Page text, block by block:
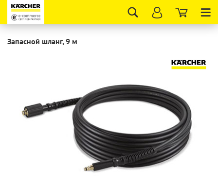
Запасной шланг, 9 м